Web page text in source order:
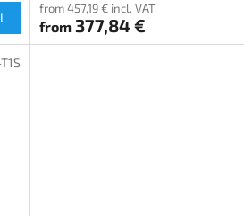
from 457,19 € incl. VAT
from 377,84 €